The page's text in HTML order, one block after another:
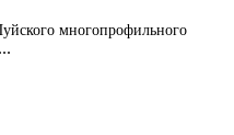
многопрофильного